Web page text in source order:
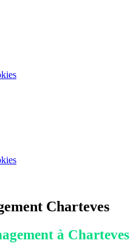
Charteves
à Charteves